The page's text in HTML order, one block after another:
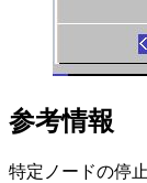
参考情報
特定ノードの停止